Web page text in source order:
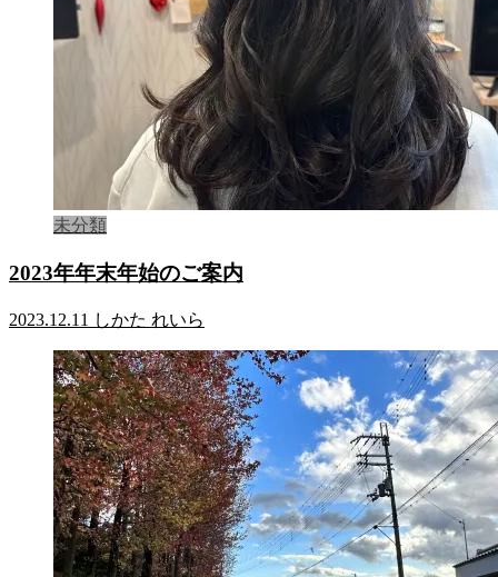
未分類
2023年年末年始のご案内
2023.12.11 しかた れいら